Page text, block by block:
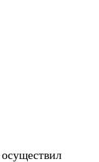
осуществил